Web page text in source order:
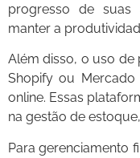
progresso de suas
manter a
Além disso, o uso de
Shopify ou
online. Essas
na gestão de
Para gerenciamento